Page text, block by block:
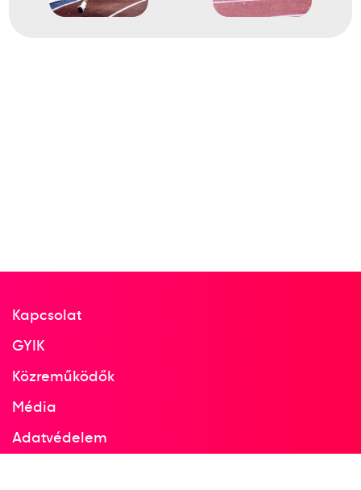
1999
Kapcsolat
GYIK
Közreműködők
Média
Adatvédelem